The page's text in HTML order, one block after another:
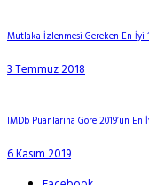
Mutlaka İzlenmesi Gereken En İyi
3 Temmuz 2018
IMDb Puanlarına Göre 2019’un
6 Kasım 2019